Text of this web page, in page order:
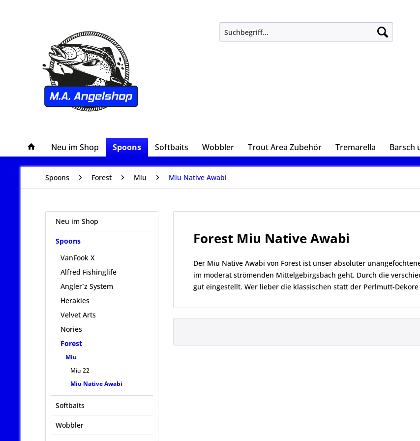
Neu im Shop Spoons Softbaits Wobbler Trout Area Zubehör Tremarella Barsch
Spoons Forest Miu Miu Native Awabi
Neu im Shop
Spoons
VanFook X
Alfred Fishinglife
Angler´z System
Herakles
Velvet Arts
Nories
Forest
Miu
Miu 22
Miu Native Awabi
Softbaits
Wobbler
Forest Miu Native Awabi
Der Miu Native Awabi von Forest ist unser absoluter
im moderat strömenden Mittelgebirgsbach geht. Durch die
gut eingestellt. Wer lieber die klassischen statt der Perlmutt-